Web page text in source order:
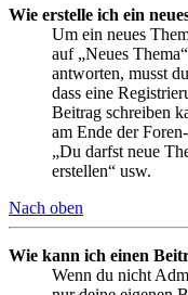
Wie erstelle ich ein
Um ein neues
auf „Neues
antworten, musst
dass eine
Beitrag schreiben
am Ende der
„Du darfst neue
erstellen“ usw.
Nach oben
Wie kann ich einen
Wenn du nicht